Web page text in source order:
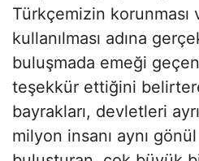
Türkçemizin korunması
kullanılması adına
buluşmada emeği
teşekkür ettiğini
bayrakları, devletleri
milyon insanı aynı